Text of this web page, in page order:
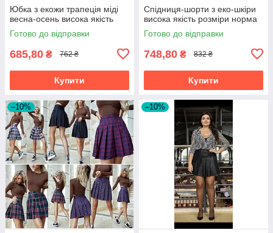
Юбка з екожи трапеція міді
весна-осень висока якість
Готово до відправки
685,80 ₴ 762 ₴
Купити
Спідниця-шорти з еко-шкіри
висока якість розміри норма
Готово до відправки
748,80 ₴ 832 ₴
Купити
–10% –10%